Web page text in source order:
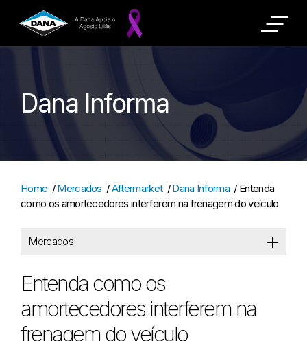
Dana Informa
Home /Mercados /Aftermarket /Dana Informa / Entenda
como os amortecedores interferem na frenagem do veículo
Mercados
Entenda como os
amortecedores interferem na
frenagem do veículo